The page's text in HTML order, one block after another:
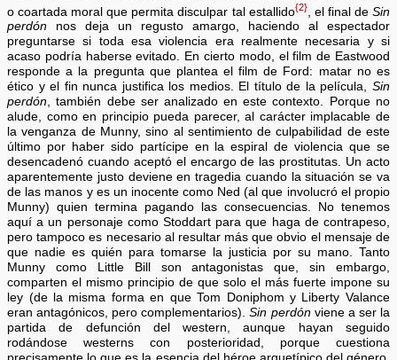
o coartada moral que permita disculpar tal estallido{2}, el final de Sin
perdón nos deja un regusto amargo, haciendo al espectador
preguntarse si toda esa violencia era realmente necesaria y si
acaso podría haberse evitado. En cierto modo, el film de Eastwood
responde a la pregunta que plantea el film de Ford: matar no es
ético y el fin nunca justifica los medios. El título de la película, Sin
perdón, también debe ser analizado en este contexto. Porque no
alude, como en principio pueda parecer, al carácter implacable de
la venganza de Munny, sino al sentimiento de culpabilidad de este
último por haber sido partícipe en la espiral de violencia que se
desencadenó cuando aceptó el encargo de las prostitutas. Un acto
aparentemente justo deviene en tragedia cuando la situación se va
de las manos y es un inocente como Ned (al que involucró el propio
Munny) quien termina pagando las consecuencias. No tenemos
aquí a un personaje como Stoddart para que haga de contrapeso,
pero tampoco es necesario al resultar más que obvio el mensaje de
que nadie es quién para tomarse la justicia por su mano. Tanto
Munny como Little Bill son antagonistas que, sin embargo,
comparten el mismo principio de que solo el más fuerte impone su
ley (de la misma forma en que Tom Doniphom y Liberty Valance
eran antagónicos, pero complementarios).Sin perdón viene a ser la
partida de defunción del western, aunque hayan seguido
rodándose westerns con posterioridad, porque cuestiona